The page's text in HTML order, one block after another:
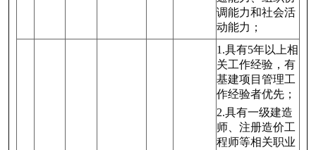
调能力和社会活
动能力；
1.具有5年以上相
关工作经验，有
基建项目管理工
作经验者优先；
2.具有一级建造
师、注册造价工
程师等相关职业